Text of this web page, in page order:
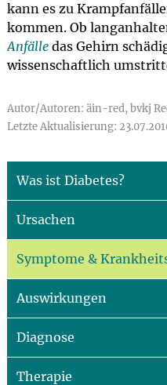
kann es zu
kommen. Ob
Anfälledas Gehirn
wissenschaftlich
Autor/Autoren: äin-red, bvkj
Letzte Aktualisierung:
Was ist Diabetes?
Ursachen
Symptome &
Auswirkungen
Diagnose
Therapie